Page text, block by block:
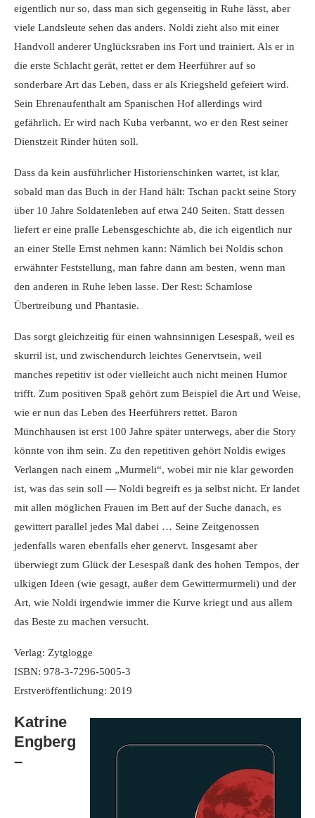
eigentlich nur so, dass man sich gegenseitig in Ruhe lässt, aber
viele Landsleute sehen das anders. Noldi zieht also mit einer
Handvoll anderer Unglücksraben ins Fort und trainiert. Als er in
die erste Schlacht gerät, rettet er dem Heerführer auf so
sonderbare Art das Leben, dass er als Kriegsheld gefeiert wird.
Sein Ehrenaufenthalt am Spanischen Hof allerdings wird
gefährlich. Er wird nach Kuba verbannt, wo er den Rest seiner
Dienstzeit Rinder hüten soll.
Dass da kein ausführlicher Historienschinken wartet, ist klar,
sobald man das Buch in der Hand hält: Tschan packt seine Story
über 10 Jahre Soldatenleben auf etwa 240 Seiten. Statt dessen
liefert er eine pralle Lebensgeschichte ab, die ich eigentlich nur
an einer Stelle Ernst nehmen kann: Nämlich bei Noldis schon
erwähnter Feststellung, man fahre dann am besten, wenn man
den anderen in Ruhe leben lasse. Der Rest: Schamlose
Übertreibung und Phantasie.
Das sorgt gleichzeitig für einen wahnsinnigen Lesespaß, weil es
skurril ist, und zwischendurch leichtes Genervtsein, weil
manches repetitiv ist oder vielleicht auch nicht meinen Humor
trifft. Zum positiven Spaß gehört zum Beispiel die Art und Weise,
wie er nun das Leben des Heerführers rettet. Baron
Münchhausen ist erst 100 Jahre später unterwegs, aber die Story
könnte von ihm sein. Zu den repetitiven gehört Noldis ewiges
Verlangen nach einem „Murmeli“, wobei mir nie klar geworden
ist, was das sein soll — Noldi begreift es ja selbst nicht. Er landet
mit allen möglichen Frauen im Bett auf der Suche danach, es
gewittert parallel jedes Mal dabei … Seine Zeitgenossen
jedenfalls waren ebenfalls eher genervt. Insgesamt aber
überwiegt zum Glück der Lesespaß dank des hohen Tempos, der
ulkigen Ideen (wie gesagt, außer dem Gewittermurmeli) und der
Art, wie Noldi irgendwie immer die Kurve kriegt und aus allem
das Beste zu machen versucht.
Verlag: Zytglogge
ISBN: 978-3-7296-5005-3
Erstveröffentlichung: 2019
Katrine
Engberg
–